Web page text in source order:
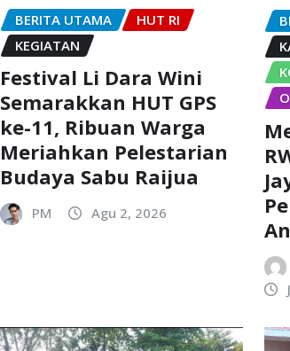
BERITA UTAMA
HUT RI
KEGIATAN
Festival Li Dara Wini
Semarakkan HUT GPS
ke-11, Ribuan Warga
Meriahkan Pelestarian
Budaya Sabu Raijua
PM Agu 2, 2026